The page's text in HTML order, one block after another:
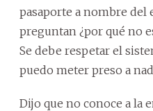
pasaporte a nombre del
preguntan ¿por qué no
Se debe respetar el
puedo meter preso a
Dijo que no conoce a la